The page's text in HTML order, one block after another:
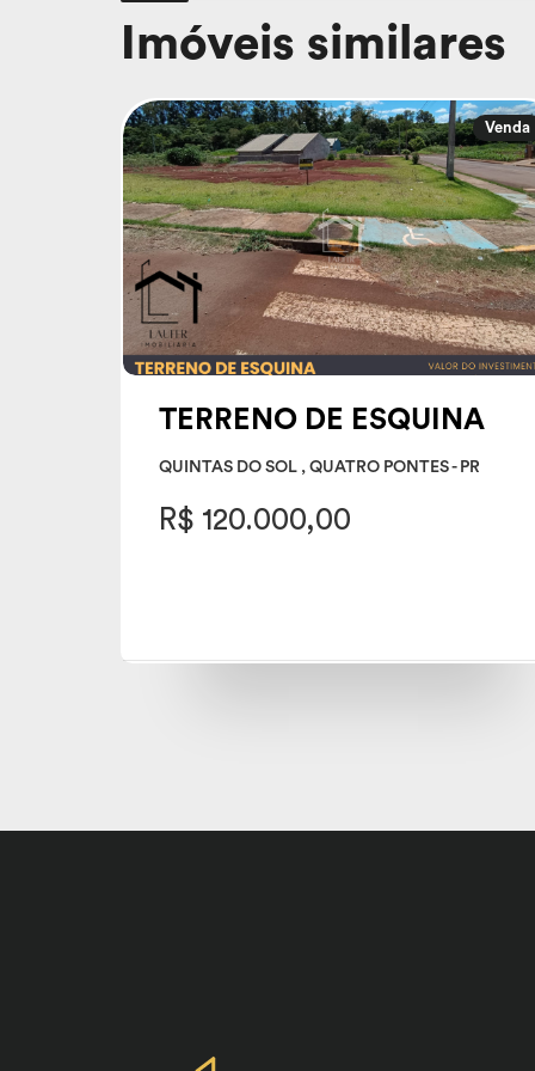
Imóveis similares
Venda
TERRENO DE ESQUINA
QUINTAS DO SOL , QUATRO PONTES - PR
R$ 120.000,00